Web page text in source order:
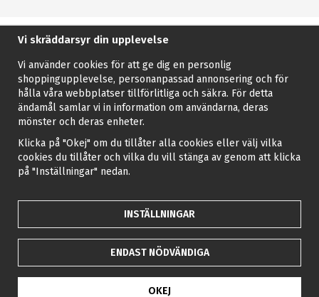
Vi skräddarsyr din upplevelse
Vi använder cookies för att ge dig en personlig
shoppingupplevelse, personanpassad annonsering och för
hålla våra webbplatser tillförlitliga och säkra. För detta
ändamål samlar vi in information om användarna, deras
mönster och deras enheter.
Klicka på "Okej" om du tillåter alla cookies eller välj vilka
cookies du tillåter och vilka du vill stänga av genom att klicka
på "Inställningar" nedan.
INSTÄLLNINGAR
ENDAST NÖDVÄNDIGA
OKEJ